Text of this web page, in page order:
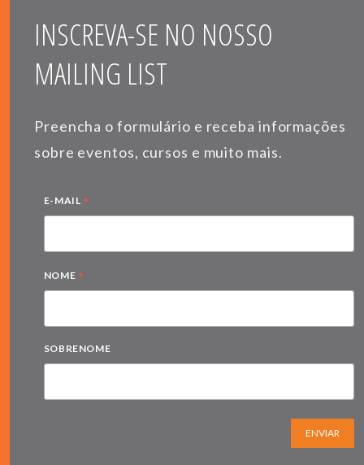
INSCREVA-SE NO NOSSO
MAILING LIST
Preencha o formulário e receba informações
sobre eventos, cursos e muito mais.
E-MAIL *
NOME *
SOBRENOME
ENVIAR